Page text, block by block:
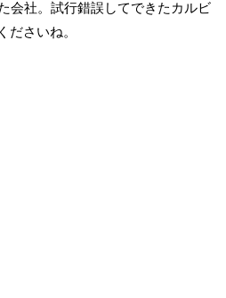
会社。試行錯誤してできたカルビ
ださいね。